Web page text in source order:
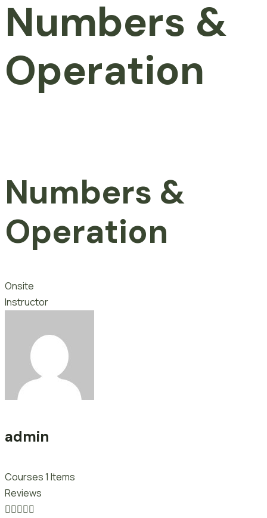
Numbers &
Operation
Numbers &
Operation
Onsite
Instructor
admin
Courses1 Items
Reviews